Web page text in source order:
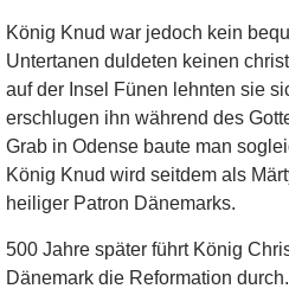
König Knud war jedoch kein
Untertanen duldeten keinen
auf der Insel Fünen lehnten sie
erschlugen ihn während des
Grab in Odense baute man
König Knud wird seitdem als
heiliger Patron Dänemarks.
500 Jahre später führt König
Dänemark die Reformation